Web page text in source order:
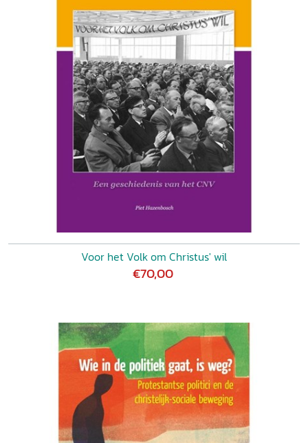
Voor het Volk om Christus' wil
€70,00